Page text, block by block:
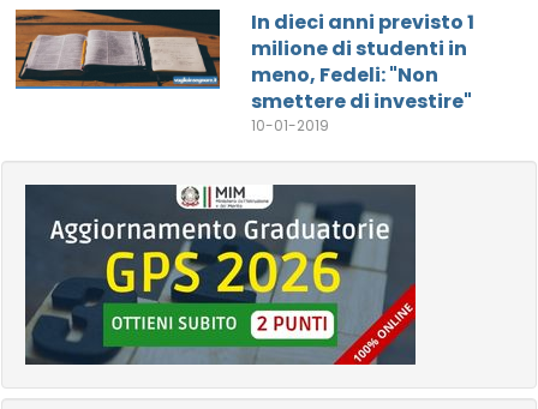
In dieci anni previsto 1
milione di studenti in
meno, Fedeli: "Non
smettere di investire"
10-01-2019